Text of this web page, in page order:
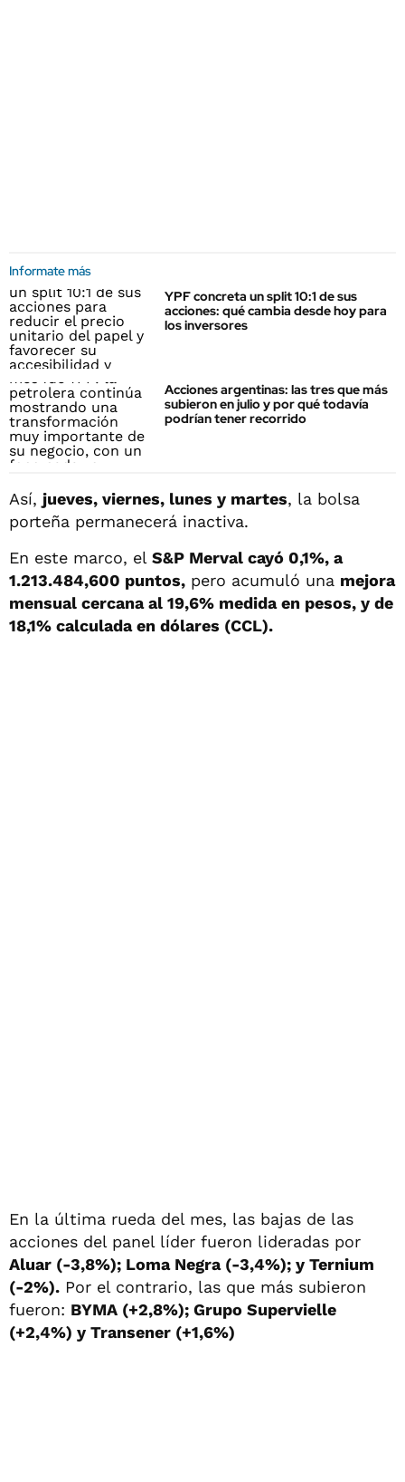
Informate más
YPF concreta un split 10:1 de sus
acciones: qué cambia desde hoy para
los inversores
Acciones argentinas: las tres que más
subieron en julio y por qué todavía
podrían tener recorrido
Así, jueves, viernes, lunes y martes, la bolsa
porteña permanecerá inactiva.
En este marco, el S&P Merval cayó 0,1%, a
1.213.484,600 puntos, pero acumuló una mejora
mensual cercana al 19,6% medida en pesos, y de
18,1% calculada en dólares (CCL).
En la última rueda del mes, las bajas de las
acciones del panel líder fueron lideradas por
Aluar (-3,8%); Loma Negra (-3,4%); y Ternium
(-2%). Por el contrario, las que más subieron
fueron: BYMA (+2,8%); Grupo Supervielle
(+2,4%) y Transener (+1,6%)